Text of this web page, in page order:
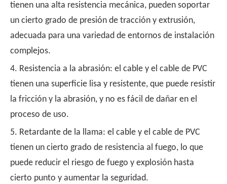
tienen una alta resistencia mecánica, pueden soportar
un cierto grado de presión de tracción y extrusión,
adecuada para una variedad de entornos de instalación
complejos.
4. Resistencia a la abrasión: el cable y el cable de PVC
tienen una superficie lisa y resistente, que puede resistir
la fricción y la abrasión, y no es fácil de dañar en el
proceso de uso.
5. Retardante de la llama: el cable y el cable de PVC
tienen un cierto grado de resistencia al fuego, lo que
puede reducir el riesgo de fuego y explosión hasta
cierto punto y aumentar la seguridad.